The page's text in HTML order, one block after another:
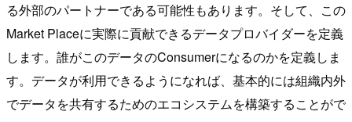
る外部のパートナーである可能性もあります。そして、この
Market Placeに実際に貢献できるデータプロバイダーを定義
します。誰がこのデータのConsumerになるのかを定義しま
す。データが利用できるようになれば、基本的には組織内外
でデータを共有するためのエコシステムを構築することがで